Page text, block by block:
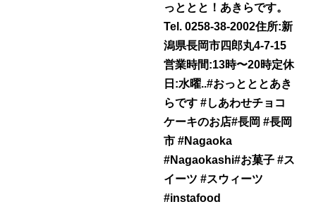
っととと！あきらです。
Tel. 0258-38-2002住所:新
潟県長岡市四郎丸4-7-15
営業時間:13時〜20時定休
日:水曜..#おっとととあき
らです #しあわせチョコ
ケーキのお店#長岡 #長岡
市 #Nagaoka
#Nagaokashi#お菓子 #ス
イーツ #スウィーツ
#instafood